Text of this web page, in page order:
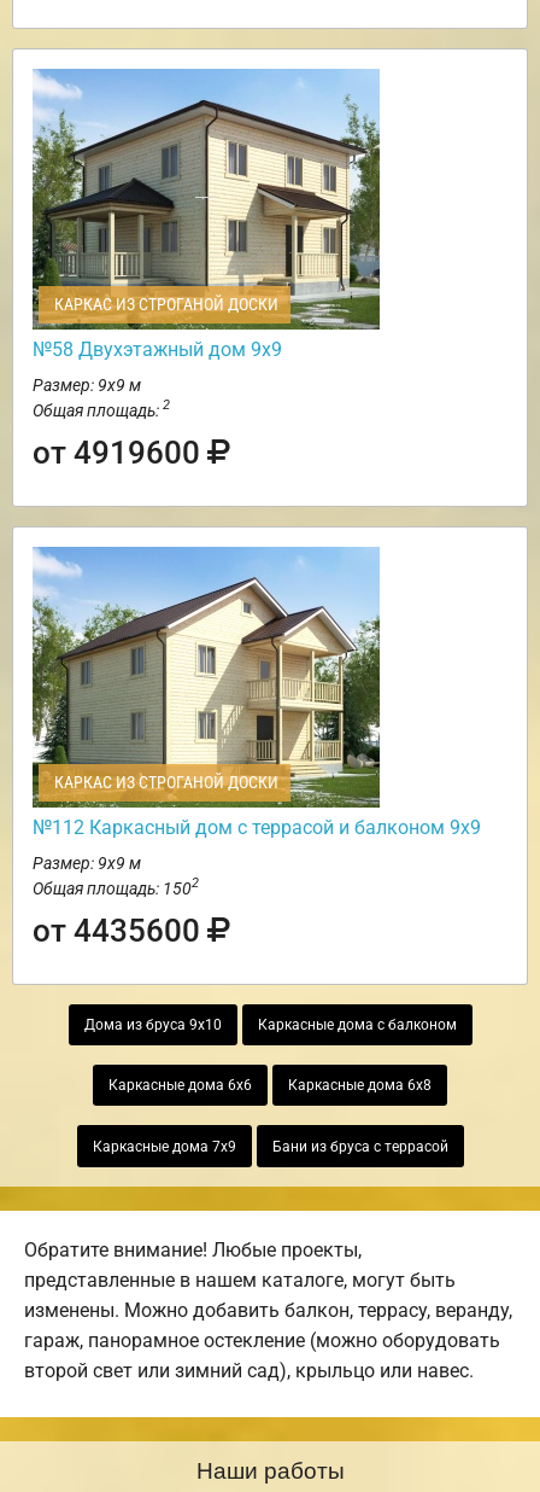
КАРКАС ИЗ СТРОГАНОЙ ДОСКИ
№58 Двухэтажный дом 9х9
Размер: 9х9 м
Общая площадь: 2
от 4919600
КАРКАС ИЗ СТРОГАНОЙ ДОСКИ
№112 Каркасный дом с террасой и балконом 9х9
Размер: 9х9 м
Общая площадь: 1502
от 4435600
Дома из бруса 9х10 Каркасные дома с балконом
Каркасные дома 6х6 Каркасные дома 6х8
Каркасные дома 7х9 Бани из бруса с террасой
Обратите внимание! Любые проекты,
представленные в нашем каталоге, могут быть
изменены. Можно добавить балкон, террасу, веранду,
гараж, панорамное остекление (можно оборудовать
второй свет или зимний сад), крыльцо или навес.
Наши работы